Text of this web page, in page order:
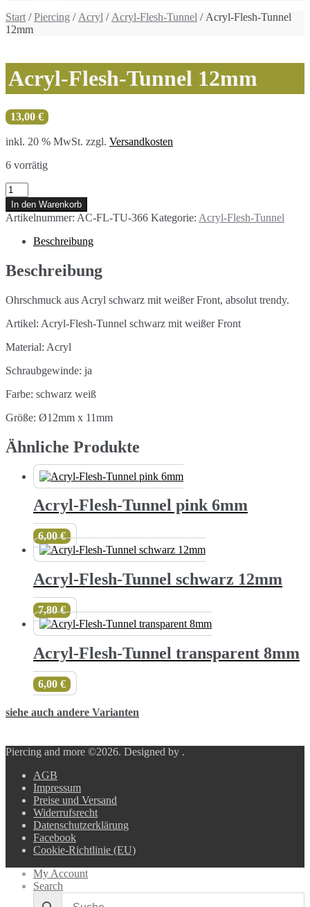
Start /Piercing / Acryl / Acryl-Flesh-Tunnel / Acryl-Flesh-Tunnel
12mm
Acryl-Flesh-Tunnel 12mm
13,00 €
inkl. 20 % MwSt. zzgl. Versandkosten
6 vorrätig
Acryl-
Flesh-
Tunnel
12mm
Menge
In den Warenkorb
Artikelnummer: AC-FL-TU-366 Kategorie: Acryl-Flesh-Tunnel
Beschreibung
Beschreibung
Ohrschmuck aus Acryl schwarz mit weißer Front, absolut trendy.
Artikel: Acryl-Flesh-Tunnel schwarz mit weißer Front
Material: Acryl
Schraubgewinde: ja
Farbe: schwarz weiß
Größe: Ø12mm x 11mm
Ähnliche Produkte
Acryl-Flesh-Tunnel pink 6mm
6,00€
Acryl-Flesh-Tunnel schwarz 12mm
7,80€
Acryl-Flesh-Tunnel transparent 8mm
6,00 €
siehe auch andere Varianten
Piercing and more ©2026. Designed by .
AGB
Impressum
Preise und Versand
Widerrufsrecht
Datenschutzerklärung
Facebook
Cookie-Richtlinie (EU)
My Account
Search